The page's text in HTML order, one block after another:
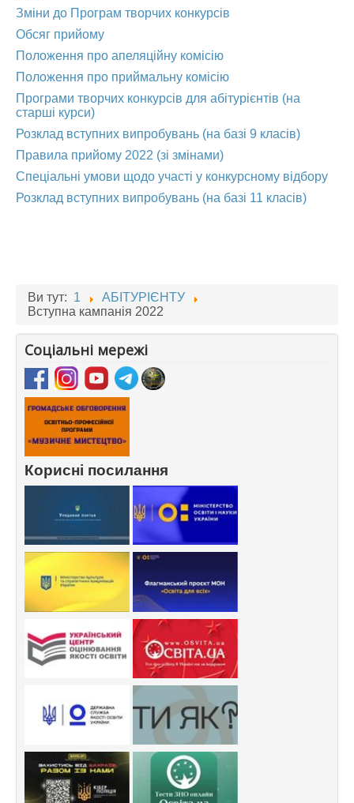
Зміни до Програм творчих конкурсів
Обсяг прийому
Положення про апеляційну комісію
Положення про приймальну комісію
Програми творчих конкурсів для абітурієнтів (на
старші курси)
Розклад вступних випробувань (на базі 9 класів)
Правила прийому 2022 (зі змінами)
Спеціальні умови щодо участі у конкурсному відбору
Розклад вступних випробувань (на базі 11 класів)
Ви тут: 1
АБІТУРІЄНТУ
Вступна кампанія 2022
Соціальні мережі
Корисні посилання